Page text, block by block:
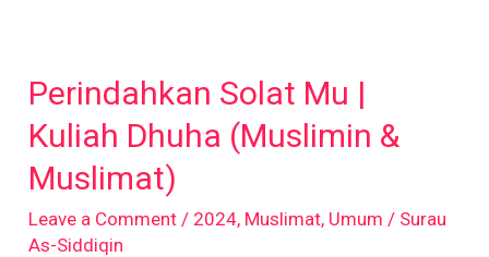
Perindahkan Solat Mu |
Kuliah Dhuha (Muslimin &
Muslimat)
Leave a Comment / 2024, Muslimat, Umum / Surau
As-Siddiqin
Mu
|
Dhuha
(Muslimin